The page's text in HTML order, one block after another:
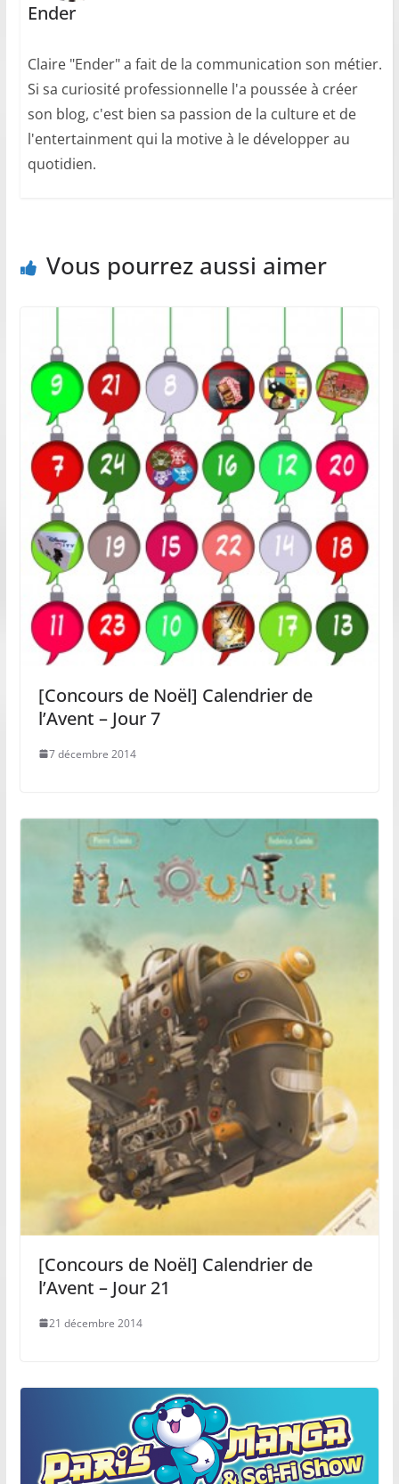
Ender
Claire "Ender" a fait de la communication son métier.
Si sa curiosité professionnelle l'a poussée à créer
son blog, c'est bien sa passion de la culture et de
l'entertainment qui la motive à le développer au
quotidien.
Vous pourrez aussi aimer
[Concours de Noël] Calendrier de
l’Avent – Jour 7
7 décembre 2014
[Concours de Noël] Calendrier de
l’Avent – Jour 21
21 décembre 2014